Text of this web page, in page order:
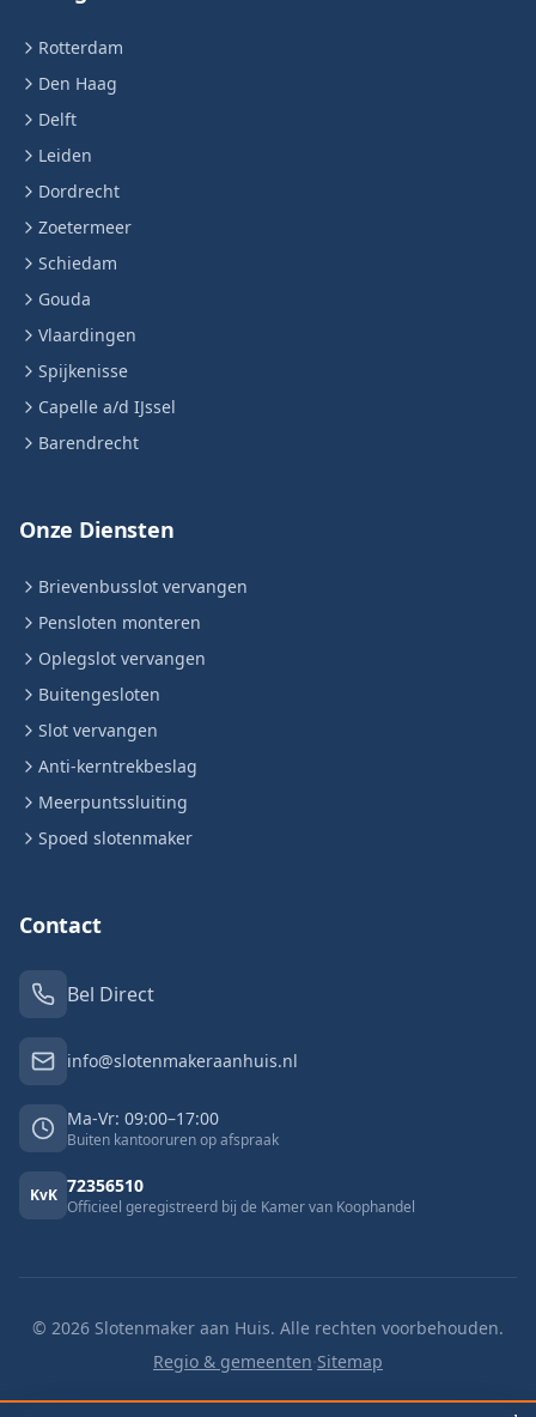
Rotterdam
Den Haag
Delft
Leiden
Dordrecht
Zoetermeer
Schiedam
Gouda
Vlaardingen
Spijkenisse
Capelle a/d IJssel
Barendrecht
Onze Diensten
Brievenbusslot vervangen
Pensloten monteren
Oplegslot vervangen
Buitengesloten
Slot vervangen
Anti-kerntrekbeslag
Meerpuntssluiting
Spoed slotenmaker
Contact
Bel Direct
info@slotenmakeraanhuis.nl
Ma-Vr: 09:00–17:00
Buiten kantooruren op afspraak
KvK 72356510
Officieel geregistreerd bij de Kamer van Koophandel
© 2026 Slotenmaker aan Huis. Alle rechten voorbehouden.
Regio & gemeenten·Sitemap